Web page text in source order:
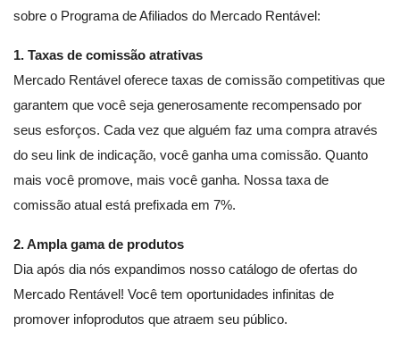
sobre o Programa de Afiliados do Mercado Rentável:
1. Taxas de comissão atrativas
Mercado Rentável oferece taxas de comissão competitivas que
garantem que você seja generosamente recompensado por
seus esforços. Cada vez que alguém faz uma compra através
do seu link de indicação, você ganha uma comissão. Quanto
mais você promove, mais você ganha. Nossa taxa de
comissão atual está prefixada em 7%.
2. Ampla gama de produtos
Dia após dia nós expandimos nosso catálogo de ofertas do
Mercado Rentável! Você tem oportunidades infinitas de
promover infoprodutos que atraem seu público.